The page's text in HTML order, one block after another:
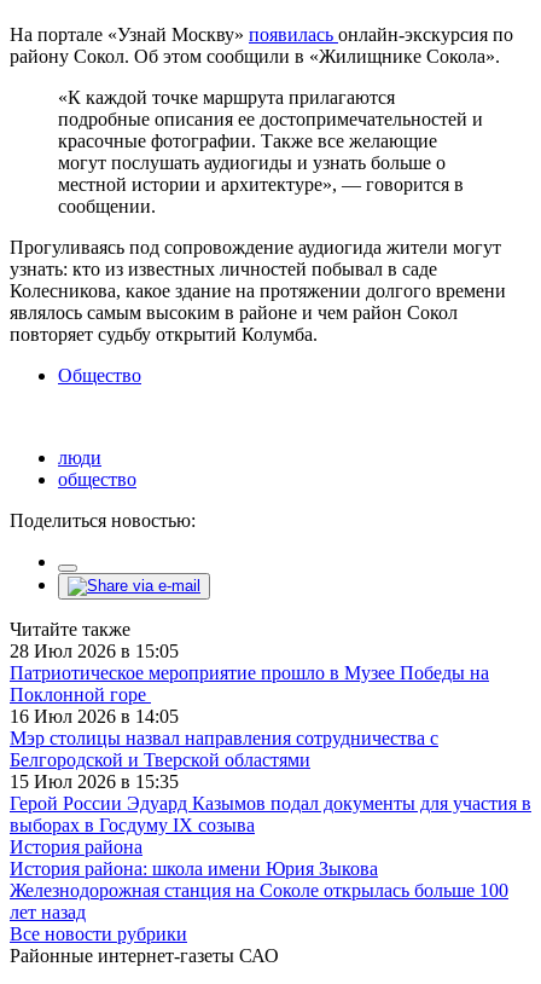
На портале «Узнай Москву» появилась онлайн-экскурсия по
району Сокол. Об этом сообщили в «Жилищнике Сокола».
«К каждой точке маршрута прилагаются
подробные описания ее достопримечательностей и
красочные фотографии. Также все желающие
могут послушать аудиогиды и узнать больше о
местной истории и архитектуре», — говорится в
сообщении.
Прогуливаясь под сопровождение аудиогида жители могут
узнать: кто из известных личностей побывал в саде
Колесникова, какое здание на протяжении долгого времени
являлось самым высоким в районе и чем район Сокол
повторяет судьбу открытий Колумба.
Общество
люди
общество
Поделиться новостью:
Читайте также
28 Июл 2026 в 15:05
Патриотическое мероприятие прошло в Музее Победы на
Поклонной горе
16 Июл 2026 в 14:05
Мэр столицы назвал направления сотрудничества с
Белгородской и Тверской областями
15 Июл 2026 в 15:35
Герой России Эдуард Казымов подал документы для участия в
выборах в Госдуму IX созыва
История района
История района: школа имени Юрия Зыкова
Железнодорожная станция на Соколе открылась больше 100
лет назад
Все новости рубрики
Районные интернет-газеты САО